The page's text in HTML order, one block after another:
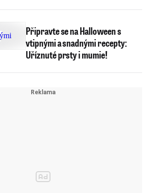
Připravte se na Halloween s
vtipnými a snadnými recepty:
Uříznuté prsty i mumie!